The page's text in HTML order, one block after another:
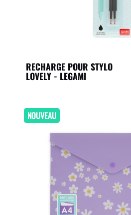
RECHARGE POUR STYLO
LOVELY - LEGAMI
NOUVEAU